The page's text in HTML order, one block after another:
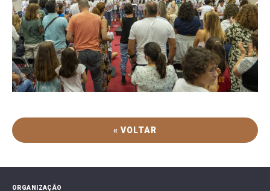
« VOLTAR
ORGANIZAÇÃO